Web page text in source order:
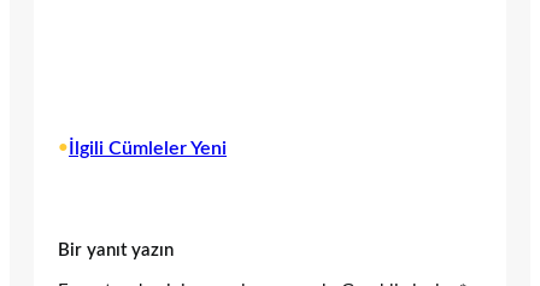
• İlgili Cümleler Yeni
Bir yanıt yazın